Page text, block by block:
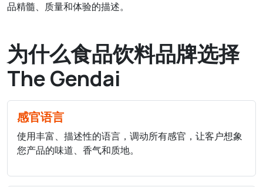
品精髓、质量和体验的描述。
为什么食品饮料品牌选择
The Gendai
感官语言
使用丰富、描述性的语言，调动所有感官，让客户想象
您产品的味道、香气和质地。